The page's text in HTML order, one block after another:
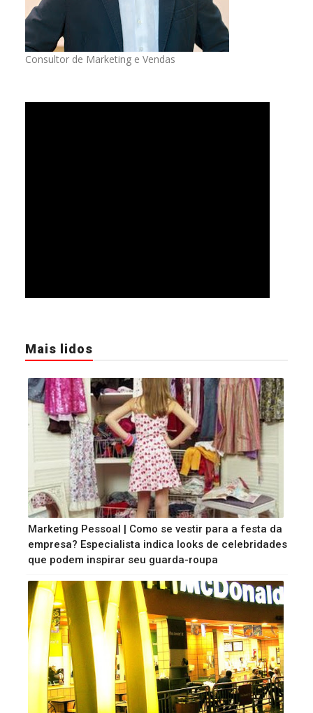
Consultor de Marketing e Vendas
Mais lidos
Marketing Pessoal | Como se vestir para a festa da
empresa? Especialista indica looks de celebridades
que podem inspirar seu guarda-roupa